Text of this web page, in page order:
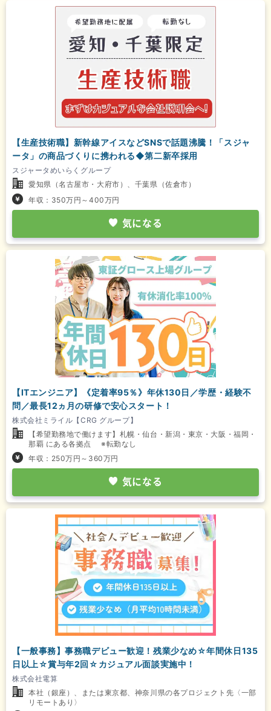
【生産技術職】新幹線アイスなどSNSで話題沸騰！「スジャ
ータ」の商品づくりに携われる◆第二新卒採用
スジャータめいらくグループ
愛知県（名古屋市・大府市）、千葉県（佐倉市）
年収：350万円～400万円
気になる
【ITエンジニア】《定着率95％》年休130日／学歴・経験不
問／最長12ヵ月の研修で安心スタート！
株式会社ミライル【CRG グループ】
【希望勤務地で働けます】札幌・仙台・新潟・東京・大阪・福岡・
那覇 にある各拠点 ※転勤なし
年収：250万円～360万円
気になる
【一般事務】事務職デビュー歓迎！残業少なめ☆年間休日135
日以上☆賞与年2回☆カジュアル面談実施中！
株式会社電算
本社（銀座）、または東京都、神奈川県の各プロジェクト先〈一部
リモートあり〉